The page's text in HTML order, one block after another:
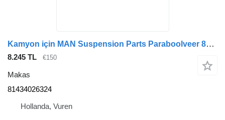
Kamyon için MAN Suspension Parts Paraboolveer 81434026324 makas
8.245 TL €150
Makas
81434026324
Hollanda, Vuren